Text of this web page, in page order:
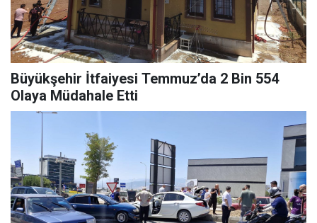
Büyükşehir İtfaiyesi Temmuz’da 2 Bin 554
Olaya Müdahale Etti